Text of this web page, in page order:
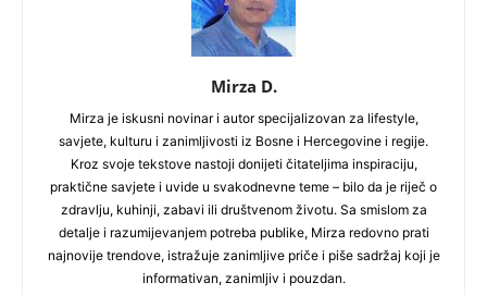
Mirza D.
Mirza je iskusni novinar i autor specijalizovan za lifestyle,
savjete, kulturu i zanimljivosti iz Bosne i Hercegovine i regije.
Kroz svoje tekstove nastoji donijeti čitateljima inspiraciju,
praktične savjete i uvide u svakodnevne teme – bilo da je riječ o
zdravlju, kuhinji, zabavi ili društvenom životu. Sa smislom za
detalje i razumijevanjem potreba publike, Mirza redovno prati
najnovije trendove, istražuje zanimljive priče i piše sadržaj koji je
informativan, zanimljiv i pouzdan.